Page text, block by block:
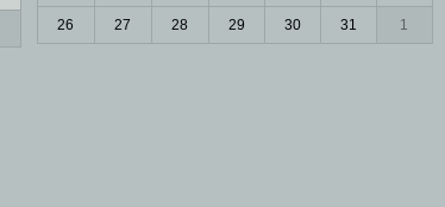
26 27 28 29 30 31 1